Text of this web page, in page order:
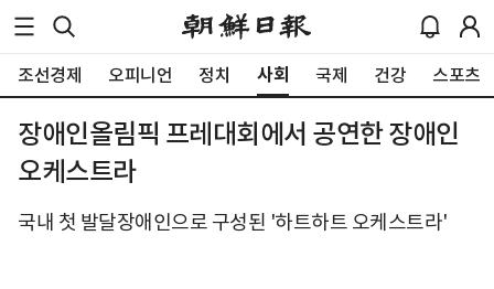
조선경제 오피니언 정치 사회 국제 건강 스포츠
장애인올림픽 프레대회에서 공연한 장애인
오케스트라
국내 첫 발달장애인으로 구성된 '하트하트 오케스트라'